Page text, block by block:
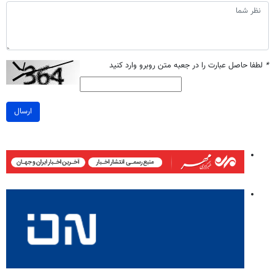
* لطفا حاصل عبارت را در جعبه متن روبرو وارد کنید
ارسال